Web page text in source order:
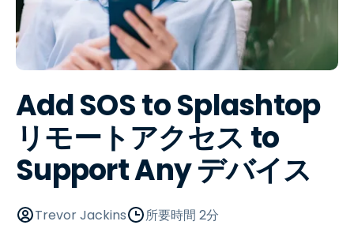
Add SOS to Splashtop
リモートアクセス to
Support Any デバイス
Trevor Jackins
所要時間 2分